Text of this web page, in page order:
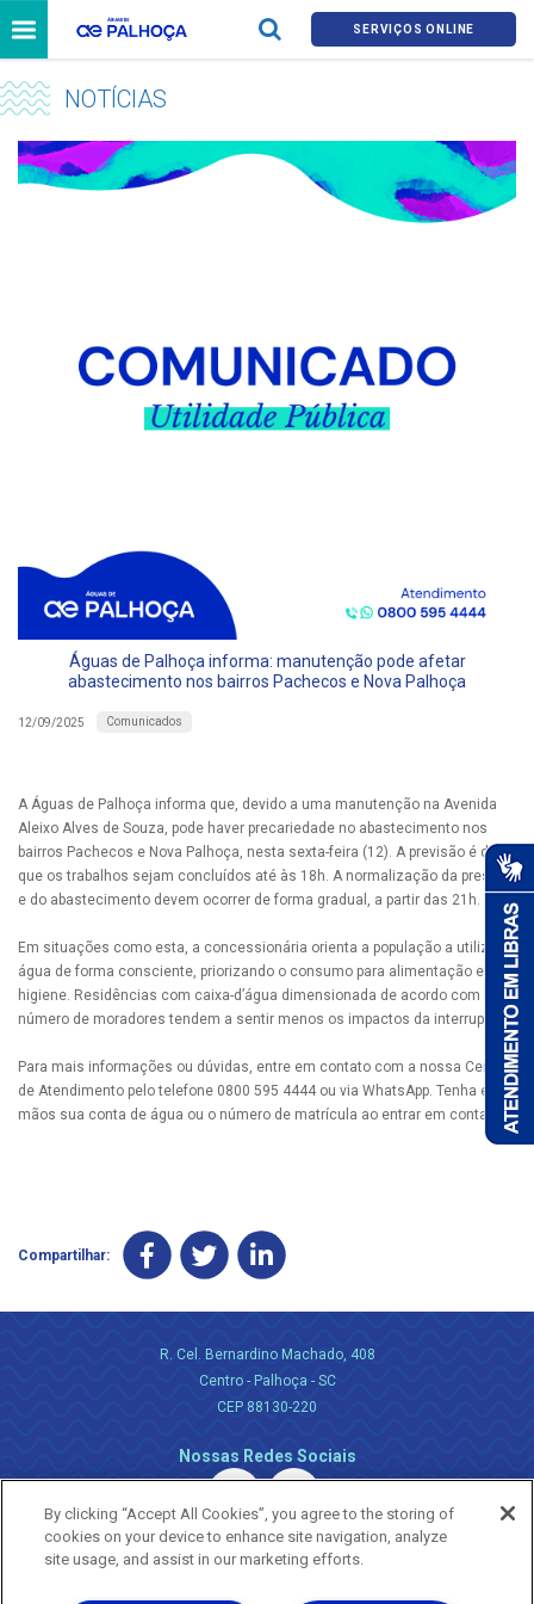
SERVIÇOS ONLINE
NOTÍCIAS
Águas de Palhoça informa: manutenção pode afetar
abastecimento nos bairros Pachecos e Nova Palhoça
12/09/2025 Comunicados
A Águas de Palhoça informa que, devido a uma manutenção na Avenida
Aleixo Alves de Souza, pode haver precariedade no abastecimento nos
bairros Pachecos e Nova Palhoça, nesta sexta-feira (12). A previsão é de
que os trabalhos sejam concluídos até às 18h. A normalização da pressão
e do abastecimento devem ocorrer de forma gradual, a partir das 21h.
Em situações como esta, a concessionária orienta a população a utilizar a
água de forma consciente, priorizando o consumo para alimentação e
higiene. Residências com caixa-d’água dimensionada de acordo com o
número de moradores tendem a sentir menos os impactos da interrupção.
Para mais informações ou dúvidas, entre em contato com a nossa Central
de Atendimento pelo telefone 0800 595 4444 ou via WhatsApp. Tenha em
mãos sua conta de água ou o número de matrícula ao entrar em contato.
Compartilhar:
R. Cel. Bernardino Machado, 408
Centro - Palhoça - SC
CEP 88130-220
Nossas Redes Sociais
By clicking “Accept All Cookies”, you agree to the storing of
cookies on your device to enhance site navigation, analyze
site usage, and assist in our marketing efforts.